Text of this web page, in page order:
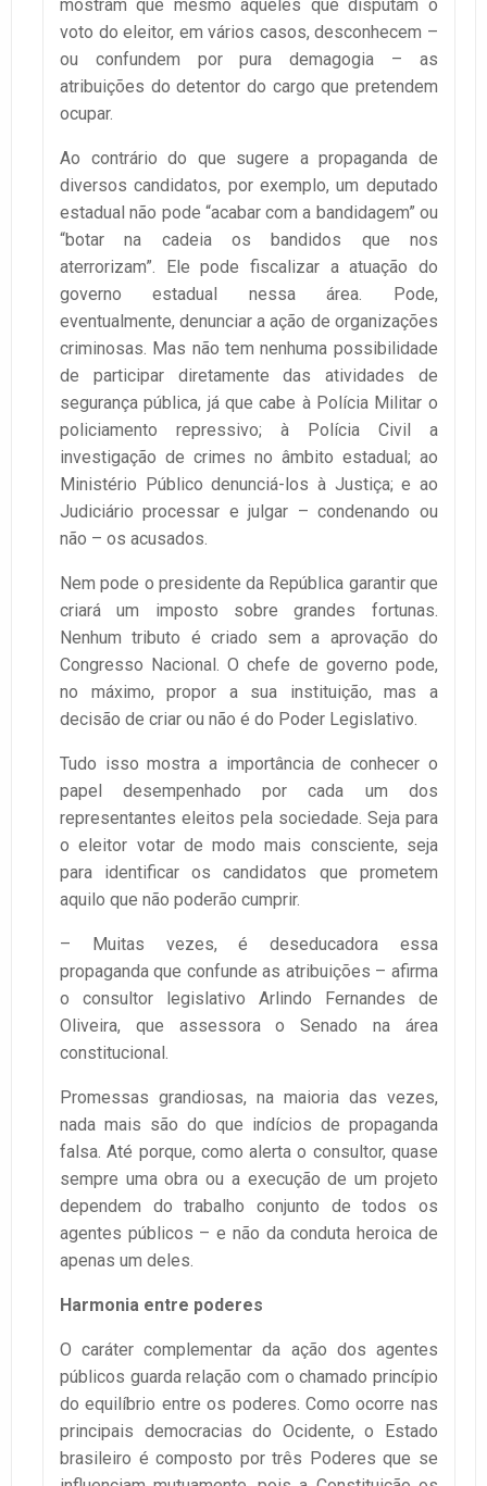
mostram que mesmo aqueles que disputam o
voto do eleitor, em vários casos, desconhecem –
ou confundem por pura demagogia – as
atribuições do detentor do cargo que pretendem
ocupar.
Ao contrário do que sugere a propaganda de
diversos candidatos, por exemplo, um deputado
estadual não pode “acabar com a bandidagem” ou
“botar na cadeia os bandidos que nos
aterrorizam”. Ele pode fiscalizar a atuação do
governo estadual nessa área. Pode,
eventualmente, denunciar a ação de organizações
criminosas. Mas não tem nenhuma possibilidade
de participar diretamente das atividades de
segurança pública, já que cabe à Polícia Militar o
policiamento repressivo; à Polícia Civil a
investigação de crimes no âmbito estadual; ao
Ministério Público denunciá-los à Justiça; e ao
Judiciário processar e julgar – condenando ou
não – os acusados.
Nem pode o presidente da República garantir que
criará um imposto sobre grandes fortunas.
Nenhum tributo é criado sem a aprovação do
Congresso Nacional. O chefe de governo pode,
no máximo, propor a sua instituição, mas a
decisão de criar ou não é do Poder Legislativo.
Tudo isso mostra a importância de conhecer o
papel desempenhado por cada um dos
representantes eleitos pela sociedade. Seja para
o eleitor votar de modo mais consciente, seja
para identificar os candidatos que prometem
aquilo que não poderão cumprir.
– Muitas vezes, é deseducadora essa
propaganda que confunde as atribuições – afirma
o consultor legislativo Arlindo Fernandes de
Oliveira, que assessora o Senado na área
constitucional.
Promessas grandiosas, na maioria das vezes,
nada mais são do que indícios de propaganda
falsa. Até porque, como alerta o consultor, quase
sempre uma obra ou a execução de um projeto
dependem do trabalho conjunto de todos os
agentes públicos – e não da conduta heroica de
apenas um deles.
Harmonia entre poderes
O caráter complementar da ação dos agentes
públicos guarda relação com o chamado princípio
do equilíbrio entre os poderes. Como ocorre nas
principais democracias do Ocidente, o Estado
brasileiro é composto por três Poderes que se